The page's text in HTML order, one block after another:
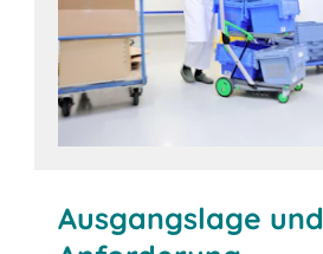
Ausgangslage und